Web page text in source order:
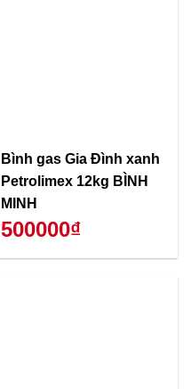
Bình gas Gia Đình xanh
Petrolimex 12kg BÌNH
MINH
500000₫